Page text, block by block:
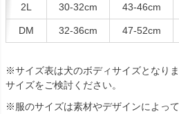
2L 30-32cm 43-46cm
DM 32-36cm 47-52cm
※サイズ表は犬のボディサイズとなり
サイズをご検討ください。
※服のサイズは素材やデザインによっ